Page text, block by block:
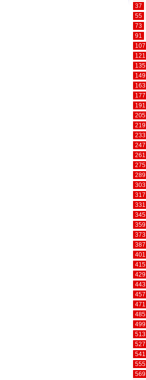
37
55
73
91
107
121
135
149
163
177
191
205
219
233
247
261
275
289
303
317
331
345
359
373
387
401
415
429
443
457
471
485
499
513
527
541
555
569